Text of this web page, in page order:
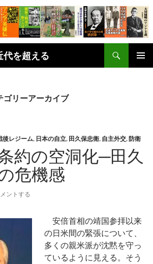
代を超える
ゴリーアーカイブ
後レジーム, 日本の自立, 田久保忠衛, 自主外交, 防衛
約の空洞化─田久
危機感
ントする
安倍首相の靖国参拝以来
の日米間の緊張について、
多くの親米派が沈黙を守っ
ているように見える。そう